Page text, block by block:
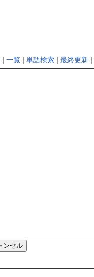
| 一覧| 単語検索| 最終更新|